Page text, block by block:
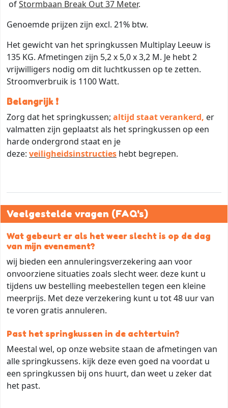
ofStormbaan Break Out 37 Meter.
Genoemde prijzen zijn excl. 21% btw.
Het gewicht van het springkussen Multiplay Leeuw is
135 KG. Afmetingen zijn 5,2 x 5,0 x 3,2 M. Je hebt 2
vrijwilligers nodig om dit luchtkussen op te zetten.
Stroomverbruik is 1100 Watt.
Belangrijk ❗
Zorg dat het springkussen; altijd staat verankerd, er
valmatten zijn geplaatst als het springkussen op een
harde ondergrond staat en je
deze: veiligheidsinstructies hebt begrepen.
Veelgestelde vragen (FAQ's)
Wat gebeurt er als het weer slecht is op de dag
van mijn evenement?
wij bieden een annuleringsverzekering aan voor
onvoorziene situaties zoals slecht weer. deze kunt u
tijdens uw bestelling meebestellen tegen een kleine
meerprijs. Met deze verzekering kunt u tot 48 uur van
te voren gratis annuleren.
Past het springkussen in de achtertuin?
Meestal wel, op onze website staan de afmetingen van
alle springkussens. kijk deze even goed na voordat u
een springkussen bij ons huurt, dan weet u zeker dat
het past.